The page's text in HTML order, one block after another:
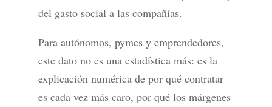
del gasto social a las compañías.
Para autónomos, pymes y emprendedores,
este dato no es una estadística más: es la
explicación numérica de por qué contratar
es cada vez más caro, por qué los márgenes